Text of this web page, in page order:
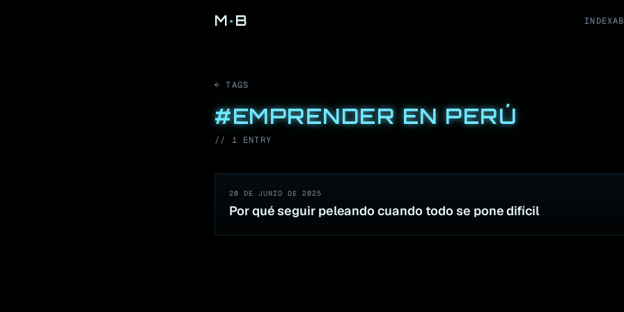
M· B INDEX
← TAGS
#EMPRENDER EN PERÚ
// 1 ENTRY
20 DE JUNIO DE 2025
Por qué seguir peleando cuando todo se pone difícil